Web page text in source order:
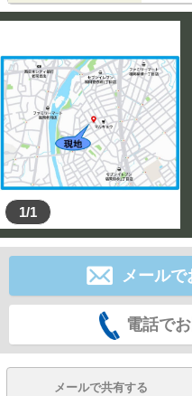
1/1
メールで
電話で
メールで共有する